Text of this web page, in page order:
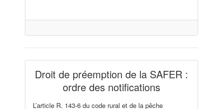
Droit de préemption de la SAFER :
ordre des notifications
L’article R. 143-6 du code rural et de la pêche